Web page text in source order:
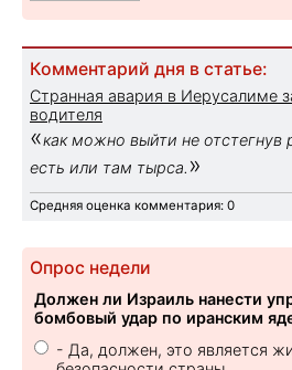
Комментарий дня в статье:
Странная авария в Иерусалиме
водителя
«как можно выйти не отстегнув
есть или там тырса. »
Средняя оценка комментария: 0
Опрос недели
Должен ли Израиль нанести
бомбовый удар по иранским
- Да, должен, это является